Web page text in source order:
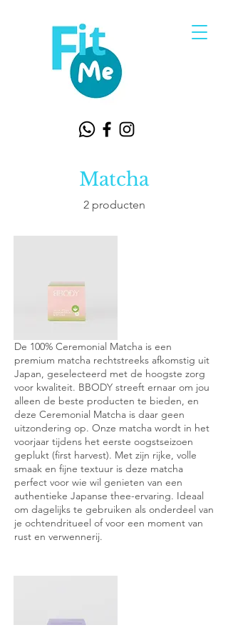
Matcha
2 producten
De 100% Ceremonial Matcha is een
premium matcha rechtstreeks afkomstig uit
Japan, geselecteerd met de hoogste zorg
voor kwaliteit. BBODY streeft ernaar om jou
alleen de beste producten te bieden, en
deze Ceremonial Matcha is daar geen
uitzondering op. Onze matcha wordt in het
voorjaar tijdens het eerste oogstseizoen
geplukt (first harvest). Met zijn rijke, volle
smaak en fijne textuur is deze matcha
perfect voor wie wil genieten van een
authentieke Japanse thee-ervaring. Ideaal
om dagelijks te gebruiken als onderdeel van
je ochtendritueel of voor een moment van
rust en verwennerij.